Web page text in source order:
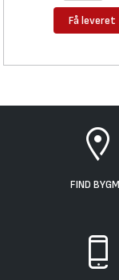
Få leveret
FIND